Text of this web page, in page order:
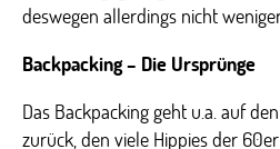
deswegen allerdings nicht
Backpacking – Die Ursprünge
Das Backpacking geht u.a. auf
zurück, den viele Hippies der